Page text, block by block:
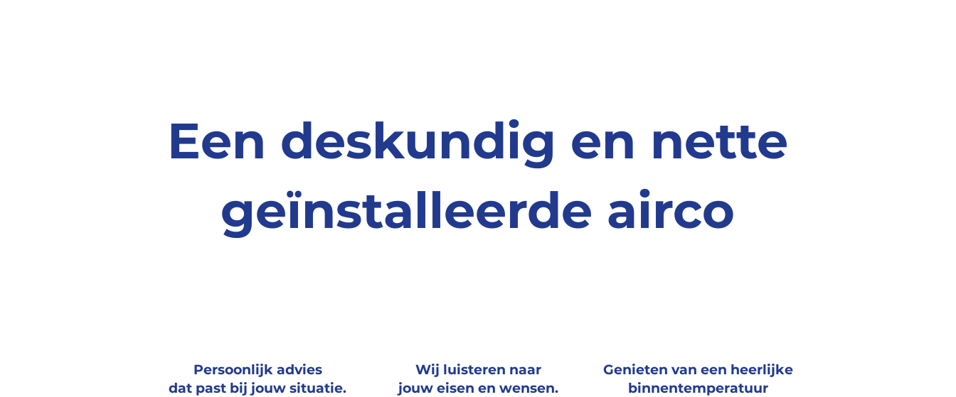
Een deskundig en nette
geïnstalleerde airco
Persoonlijk advies
dat past bij jouw situatie.
Wij luisteren naar
jouw eisen en wensen.
Genieten van een heerlijke
binnentemperatuur